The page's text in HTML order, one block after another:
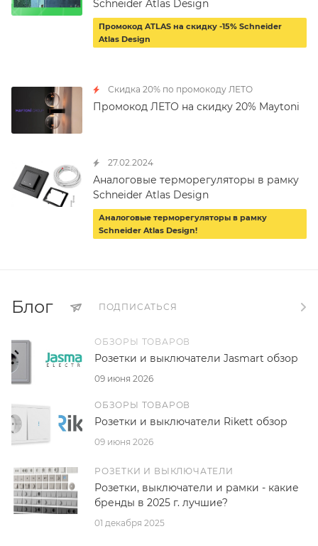
Schneider Atlas Design
Промокод ATLAS на скидку -15% Schneider
Atlas Design
Скидка 20% по промокоду ЛЕТО
Промокод ЛЕТО на скидку 20% Maytoni
27.02.2024
Аналоговые терморегуляторы в рамку
Schneider Atlas Design
Аналоговые терморегуляторы в рамку
Schneider Atlas Design!
Блог ПОДПИСАТЬСЯ
ОБЗОРЫ ТОВАРОВ
09 июня 2026
Розетки и выключатели Jasmart обзор
ОБЗОРЫ ТОВАРОВ
09 июня 2026
Розетки и выключатели Rikett обзор
РОЗЕТКИ И ВЫКЛЮЧАТЕЛИ
01 декабря 2025
Розетки, выключатели и рамки - какие
бренды в 2025 г. лучшие?